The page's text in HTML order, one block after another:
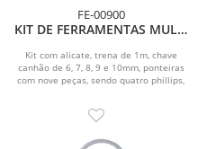
FE-00900
KIT DE FERRAMENTAS MULTI
Kit com alicate, trena de 1m, chave
canhão de 6, 7, 8, 9 e 10mm, ponteiras
com nove peças, sendo quatro phillips,